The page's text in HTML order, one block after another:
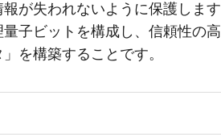
が失われないように保護しま
子ビットを構成し、信頼性の
を構築することです。